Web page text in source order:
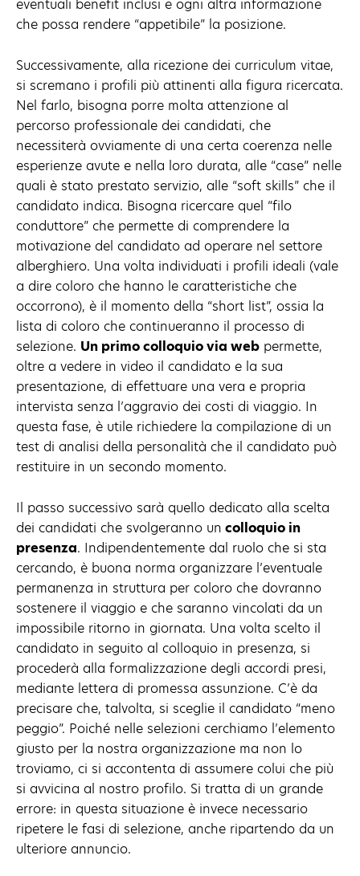
eventuali benefit inclusi e ogni altra informazione
che possa rendere “appetibile” la posizione.
Successivamente, alla ricezione dei curriculum vitae,
si scremano i profili più attinenti alla figura ricercata.
Nel farlo, bisogna porre molta attenzione al
percorso professionale dei candidati, che
necessiterà ovviamente di una certa coerenza nelle
esperienze avute e nella loro durata, alle “case” nelle
quali è stato prestato servizio, alle “soft skills” che il
candidato indica. Bisogna ricercare quel “filo
conduttore” che permette di comprendere la
motivazione del candidato ad operare nel settore
alberghiero. Una volta individuati i profili ideali (vale
a dire coloro che hanno le caratteristiche che
occorrono), è il momento della “short list”, ossia la
lista di coloro che continueranno il processo di
selezione. Un primo colloquio via web permette,
oltre a vedere in video il candidato e la sua
presentazione, di effettuare una vera e propria
intervista senza l’aggravio dei costi di viaggio. In
questa fase, è utile richiedere la compilazione di un
test di analisi della personalità che il candidato può
restituire in un secondo momento.
Il passo successivo sarà quello dedicato alla scelta
dei candidati che svolgeranno un colloquio in
presenza. Indipendentemente dal ruolo che si sta
cercando, è buona norma organizzare l’eventuale
permanenza in struttura per coloro che dovranno
sostenere il viaggio e che saranno vincolati da un
impossibile ritorno in giornata. Una volta scelto il
candidato in seguito al colloquio in presenza, si
procederà alla formalizzazione degli accordi presi,
mediante lettera di promessa assunzione. C’è da
precisare che, talvolta, si sceglie il candidato “meno
peggio”. Poiché nelle selezioni cerchiamo l’elemento
giusto per la nostra organizzazione ma non lo
troviamo, ci si accontenta di assumere colui che più
si avvicina al nostro profilo. Si tratta di un grande
errore: in questa situazione è invece necessario
ripetere le fasi di selezione, anche ripartendo da un
ulteriore annuncio.